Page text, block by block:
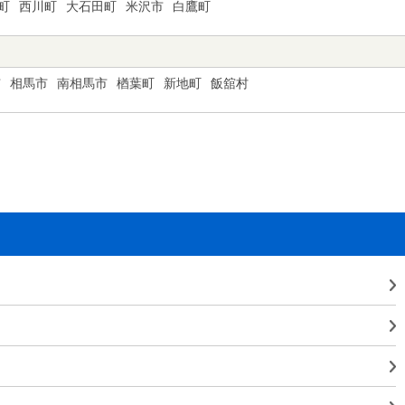
西川町 大石田町 米沢市 白鷹町
相馬市 南相馬市 楢葉町 新地町 飯舘村